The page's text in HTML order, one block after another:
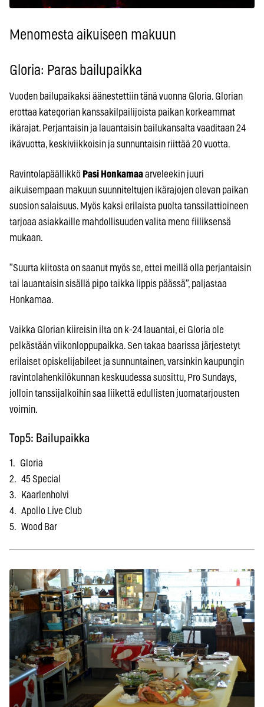
Menomesta aikuiseen makuun
Gloria: Paras bailupaikka
Vuoden bailupaikaksi äänestettiin tänä vuonna Gloria. Glorian
erottaa kategorian kanssakilpailijoista paikan korkeammat
ikärajat. Perjantaisin ja lauantaisin bailukansalta vaaditaan 24
ikävuotta, keskiviikkoisin ja sunnuntaisin riittää 20 vuotta.
Ravintolapäällikkö Pasi Honkamaaarveleekin juuri
aikuisempaan makuun suunniteltujen ikärajojen olevan paikan
suosion salaisuus. Myös kaksi erilaista puolta tanssilattioineen
tarjoaa asiakkaille mahdollisuuden valita meno fiiliksensä
mukaan.
”Suurta kiitosta on saanut myös se, ettei meillä olla perjantaisin
tai lauantaisin sisällä pipo taikka lippis päässä”, paljastaa
Honkamaa.
Vaikka Glorian kiireisin ilta on k-24 lauantai, ei Gloria ole
pelkästään viikonloppupaikka. Sen takaa baarissa järjestetyt
erilaiset opiskelijabileet ja sunnuntainen, varsinkin kaupungin
ravintolahenkilökunnan keskuudessa suosittu, Pro Sundays,
jolloin tanssijalkoihin saa liikettä edullisten juomatarjousten
voimin.
Top5: Bailupaikka
1. Gloria
2. 45 Special
3. Kaarlenholvi
4. Apollo Live Club
5. Wood Bar